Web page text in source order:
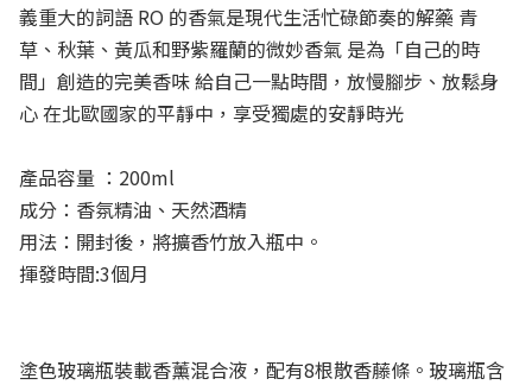
義重大的詞語 RO 的香氣是現代生活忙碌節奏的解藥 青
草、秋葉、黃瓜和野紫羅蘭的微妙香氣 是為「自己的時
間」創造的完美香味 給自己一點時間，放慢腳步、放鬆身
心 在北歐國家的平靜中，享受獨處的安靜時光
產品容量 ：200ml
成分：香氛精油、天然酒精
用法：開封後，將擴香竹放入瓶中。
揮發時間:3個月
塗色玻璃瓶裝載香薰混合液，配有8根散香藤條。玻璃瓶含